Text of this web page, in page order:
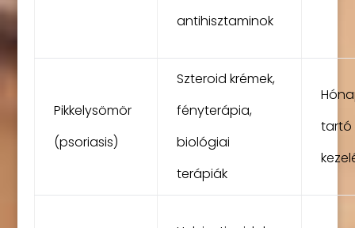
antihisztaminok
Pikkelysömör
(psoriasis)
Szteroid krémek,
fényterápia,
biológiai
terápiák
tartó